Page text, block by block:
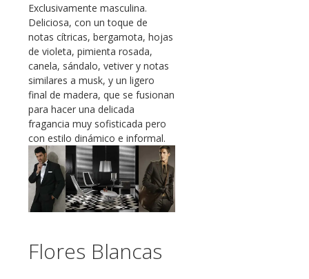
Exclusivamente masculina.
Deliciosa, con un toque de
notas cítricas, bergamota, hojas
de violeta, pimienta rosada,
canela, sándalo, vetiver y notas
similares a musk, y un ligero
final de madera, que se fusionan
para hacer una delicada
fragancia muy sofisticada pero
con estilo dinámico e informal.
Flores Blancas